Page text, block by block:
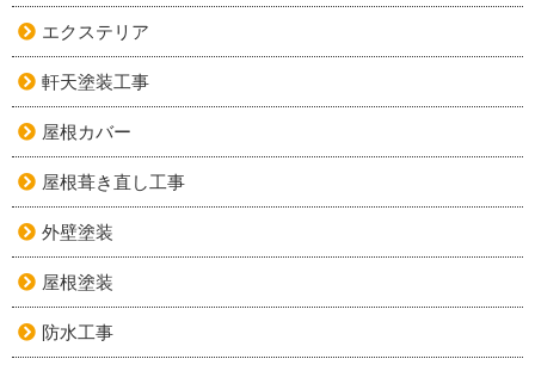
エクステリア
軒天塗装工事
屋根カバー
屋根葺き直し工事
外壁塗装
屋根塗装
防水工事